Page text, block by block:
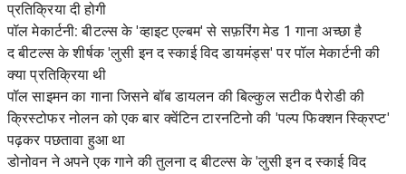
प्रतिक्रिया दी होगी
पॉल मेकार्टनी: बीटल्स के 'व्हाइट एल्बम' से सफ़रिंग मेड 1 गाना अच्छा है
द बीटल्स के शीर्षक 'लुसी इन द स्काई विद डायमंड्स' पर पॉल मेकार्टनी की
क्या प्रतिक्रिया थी
पॉल साइमन का गाना जिसने बॉब डायलन की बिल्कुल सटीक पैरोडी की
क्रिस्टोफर नोलन को एक बार क्वेंटिन टारनटिनो की 'पल्प फिक्शन स्क्रिप्ट'
पढ़कर पछतावा हुआ था
डोनोवन ने अपने एक गाने की तुलना द बीटल्स के 'लुसी इन द स्काई विद